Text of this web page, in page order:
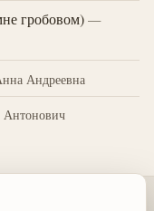
гробовом) —
Андреевна